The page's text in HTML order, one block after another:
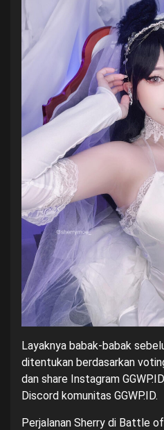
Layaknya babak-babak
ditentukan berdasarkan
dan share Instagram
Discord komunitas GGWP.ID.
Perjalanan Sherry di Battle